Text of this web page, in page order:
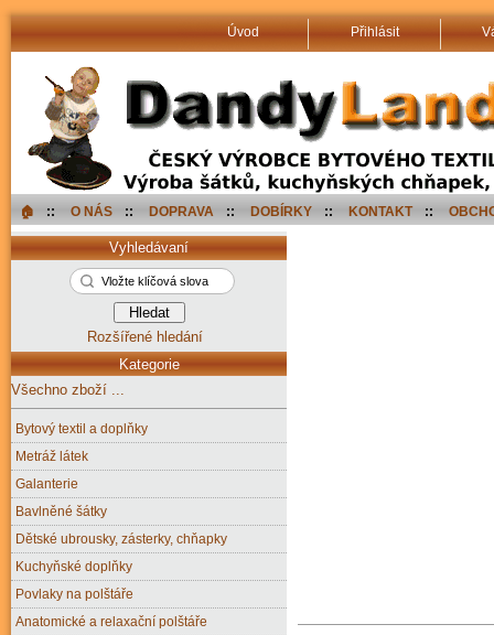
Úvod Přihlásit
🏠︎ :: O NÁS :: DOPRAVA :: DOBÍRKY :: KONTAKT ::
Vyhledávaní
Rozšířené hledání
Kategorie
Všechno zboží ...
Bytový textil a doplňky
Metráž látek
Galanterie
Bavlněné šátky
Dětské ubrousky, zásterky, chňapky
Kuchyňské doplňky
Povlaky na polštáře
Anatomické a relaxační polštáře